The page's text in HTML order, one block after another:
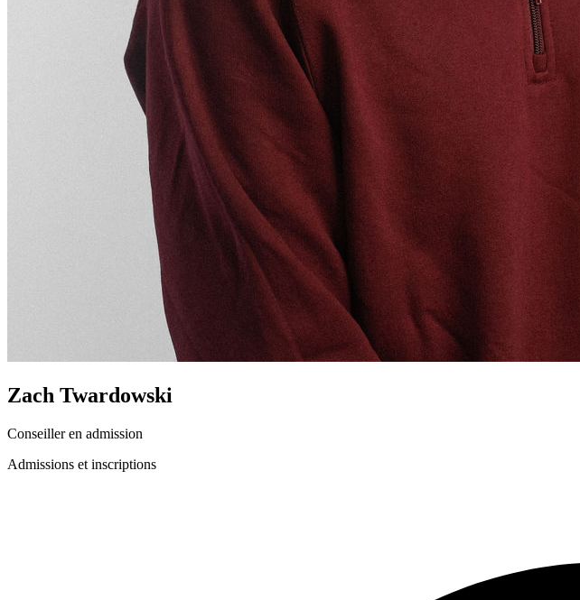
Zach Twardowski
Conseiller en admission
Admissions et inscriptions